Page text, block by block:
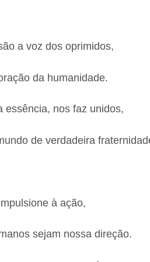
a voz dos oprimidos,
da humanidade.
essência, nos faz unidos,
de verdadeira
à ação,
sejam nossa direção.